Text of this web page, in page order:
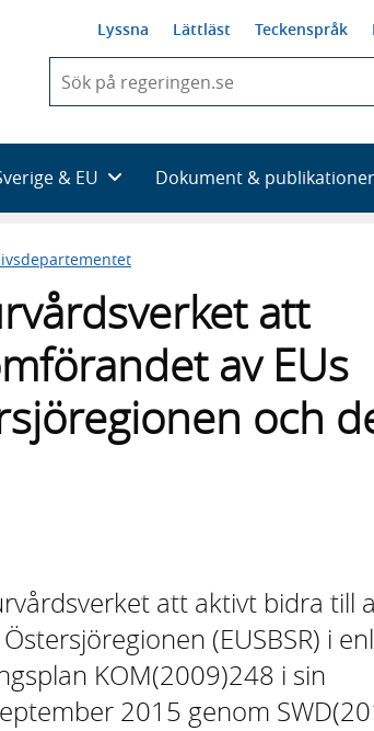
Lyssna Lättläst Teckenspråk
du
skriva
framträder
en
med
sökförslag
& EU Dokument & publikationer
att
av EUs
och
att aktivt bidra till
(EUSBSR) i
KOM(2009)248 i sin
2015 genom